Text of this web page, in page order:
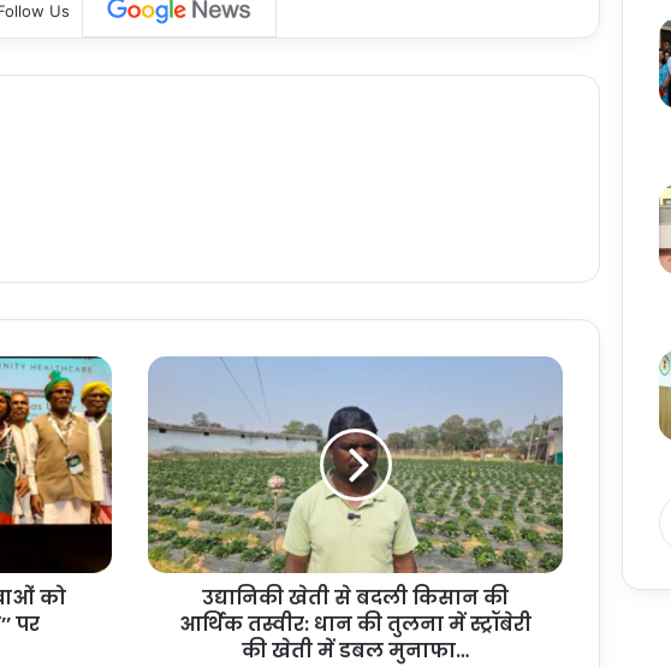
Us
को
पर
उ
नि
खे
ती
से
ब
द
उद्यानिकी खेती से बदली किसान की
आर्थिक तस्वीर: धान की तुलना में स्ट्रॉबेरी
की खेती में डबल मुनाफा…